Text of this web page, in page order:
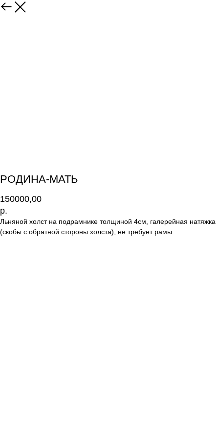
РОДИНА-МАТЬ
150000,00
р.
Льняной холст на подрамнике толщиной 4см, галерейная натяжка
(скобы с обратной стороны холста), не требует рамы